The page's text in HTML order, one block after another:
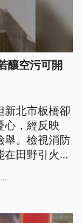
釀空污可開
新北市板橋卻
心，經反映
舉。檢視消防
田野引火燃
能涉犯公共
...